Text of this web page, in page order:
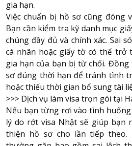
gia hạn.
Việc chuẩn bị hồ sơ cũng đóng
Bạn cần kiểm tra kỹ danh mục
chúng đầy đủ và chính xác. Sai
cá nhân hoặc giấy tờ có thể trở
gia hạn của bạn bị từ chối.
sơ đúng thời hạn để tránh tình
hoặc thiếu thời gian bổ sung tài
>>> Dịch vụ làm visa trọn gói tại
Nếu bạn từng rơi vào tình
lý do rớt visa Nhật sẽ giúp bạn
thiện hồ sơ cho lần tiếp theo.